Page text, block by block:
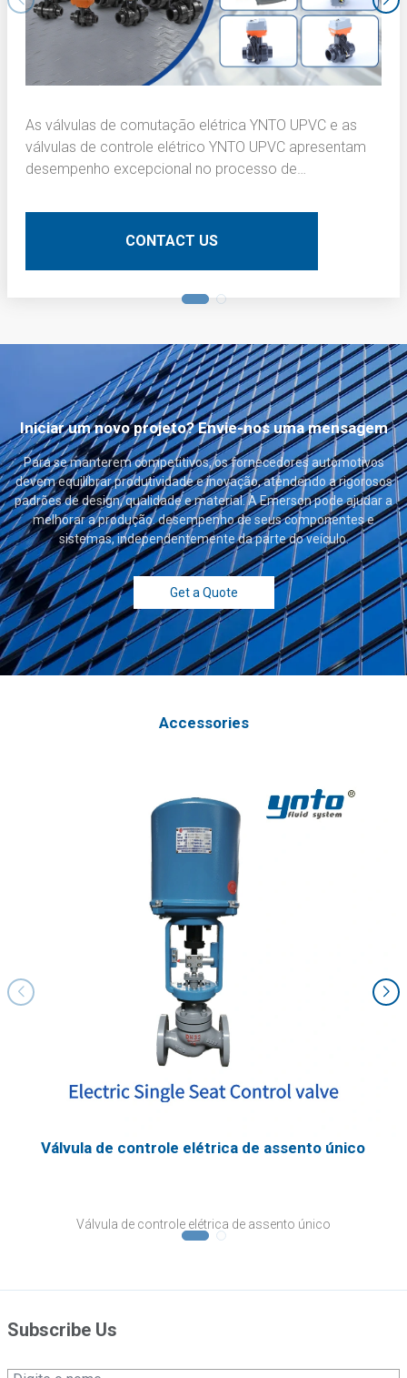
As válvulas de comutação elétrica YNTO UPVC e as
válvulas de controle elétrico YNTO UPVC apresentam
desempenho excepcional no processo de
circuito impresso (PCBs). Aqui está uma descrição
técnica detalhada:CONTACT US
Iniciar um novo projeto? Envie-nos uma mensagem
Para se manterem competitivos, os fornecedores automotivos
devem equilibrar produtividade e inovação, atendendo a rigorosos
padrões de design, qualidade e material. A Emerson pode ajudar a
melhorar a produção. desempenho de seus componentes e
sistemas, independentemente da parte do veículo.
Get a Quote
Accessories
Válvula de controle elétrica de assento único
Válvula de controle elétrica de assento único
Subscribe Us